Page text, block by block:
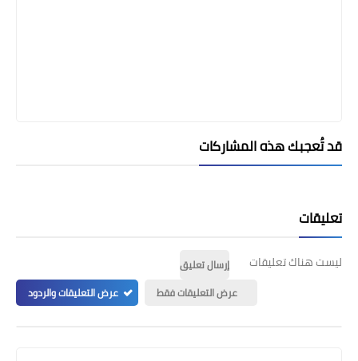
قد تُعجبك هذه المشاركات
تعليقات
ليست هناك تعليقات
إرسال تعليق
عرض التعليقات فقط
عرض التعليقات والردود